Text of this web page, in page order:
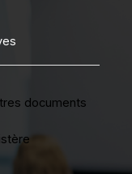
documents